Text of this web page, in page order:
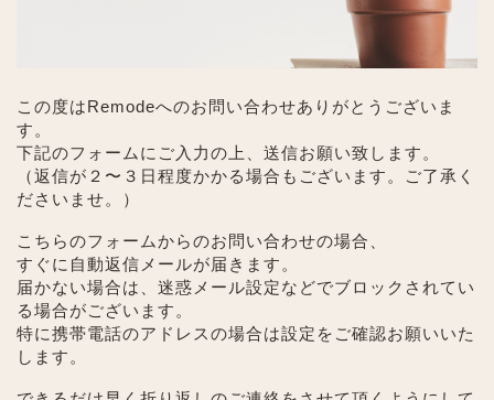
この度はRemodeへのお問い合わせありがとうございま
す。
下記のフォームにご入力の上、送信お願い致します。
（返信が２〜３日程度かかる場合もございます。ご了承く
ださいませ。）
こちらのフォームからのお問い合わせの場合、
すぐに自動返信メールが届きます。
届かない場合は、迷惑メール設定などでブロックされてい
る場合がございます。
特に携帯電話のアドレスの場合は設定をご確認お願いいた
します。